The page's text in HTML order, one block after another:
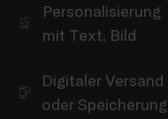
Personalisierung
mit Text, Bild
Digitaler Versand
oder Speicherung